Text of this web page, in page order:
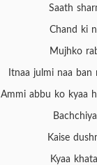
Saath
Chand ki
Mujhko
Itnaa julmi naa ban
Ammi abbu ko kyaa
Kaise
Kyaa